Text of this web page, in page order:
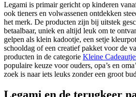
Legami is primair gericht op kinderen
ook tieners en volwassenen ontdekken
het merk. De producten zijn bij uitstek
betaalbaar, uniek en altijd leuk om te
gelpen als klein kadootje, een setje
schooldag of een creatief pakket voor de
producten in de categorie Kleine
populaire keuze voor ouders, opa’s en
zoek is naar iets leuks zonder een groot